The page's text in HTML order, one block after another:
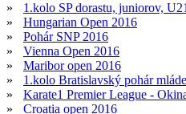
»
1.kolo SP dorastu, juniorov, U21
»
Hungarian Open 2016
»
Pohár SNP 2016
»
Vienna Open 2016
»
Maribor open 2016
»
1.kolo Bratislavský pohár
»
Karate1 Premier League -
»
Croatia open 2016